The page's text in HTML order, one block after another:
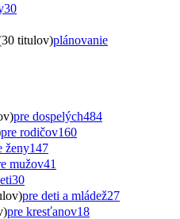
30
titulov)plánovanie
pre dospelých484
pre rodičov160
ženy147
mužov41
30
pre deti a mládež27
pre kresťanov18